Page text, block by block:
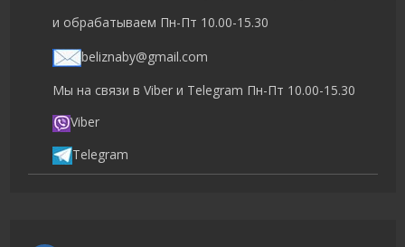
и обрабатываем Пн-Пт 10.00-15.30
beliznaby@gmail.com
Мы на связи в Viber и Telegram Пн-Пт 10.00-15.30
Viber
Telegram